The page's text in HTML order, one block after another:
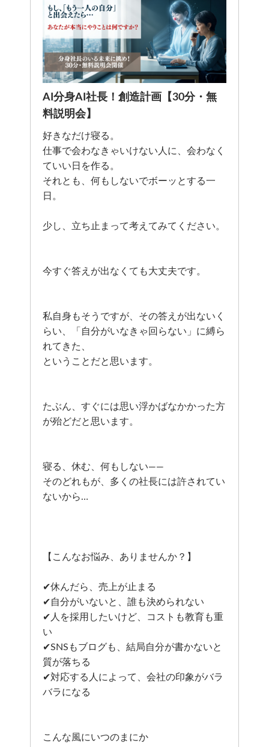
AI分身AI社長！創造計画【30分・無
料説明会】
好きなだけ寝る。
仕事で会わなきゃいけない人に、会わなく
ていい日を作る。
それとも、何もしないでボーッとする一
日。
少し、立ち止まって考えてみてください。
今すぐ答えが出なくても大丈夫です。
私自身もそうですが、その答えが出ないく
らい、「自分がいなきゃ回らない」に縛ら
れてきた、
ということだと思います。
たぶん、すぐには思い浮かばなかかった方
が殆どだと思います。
寝る、休む、何もしない——
そのどれもが、多くの社長には許されてい
ないから…
【こんなお悩み、ありませんか？】
✔休んだら、売上が止まる
✔自分がいないと、誰も決められない
✔人を採用したいけど、コストも教育も重
い
✔SNSもブログも、結局自分が書かないと
質が落ちる
✔対応する人によって、会社の印象がバラ
バラになる
こんな風にいつのまにか